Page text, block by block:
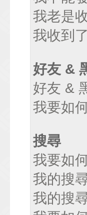
我老是
我收到
好友 &
好友 &
我要如
搜尋
我要如
我的搜
我的搜